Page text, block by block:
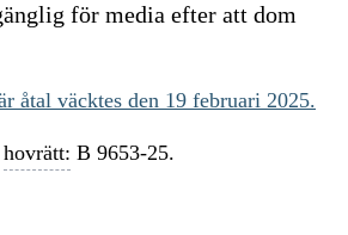
för media efter att dom
åtal väcktes den 19 februari 2025.
hovrätt: B 9653-25.